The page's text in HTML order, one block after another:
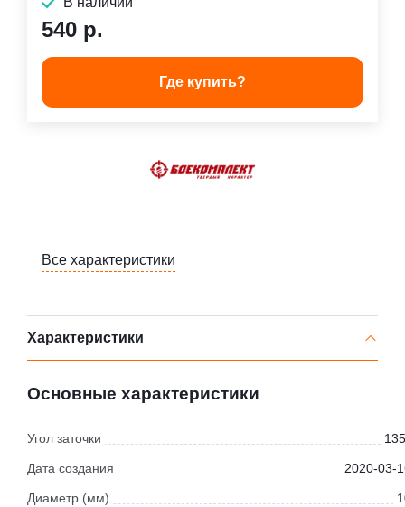
540 р.
Где купить?
Все характеристики
Характеристики
Основные характеристики
Угол заточки
Дата создания 2020-03-
Диаметр (мм)